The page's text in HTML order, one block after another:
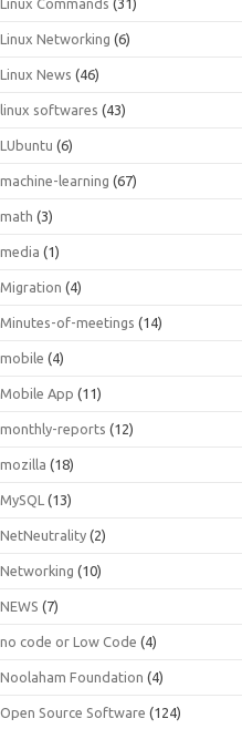
Linux Commands (31)
Linux Networking (6)
Linux News (46)
linux softwares (43)
LUbuntu (6)
machine-learning (67)
math (3)
media (1)
Migration (4)
Minutes-of-meetings (14)
mobile (4)
Mobile App (11)
monthly-reports (12)
mozilla (18)
MySQL (13)
NetNeutrality (2)
Networking (10)
NEWS (7)
no code or Low Code (4)
Noolaham Foundation (4)
Open Source Software (124)